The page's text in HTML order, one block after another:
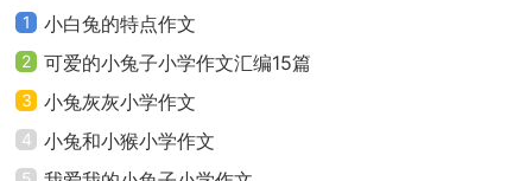
的时候，不小心碰着了机关，刹那间，一个铁锤从上而
下，大灰狼见此情形，立刻躲了起来，可是，大灰狼绞
尽脑汁没有想过到，这个铁锤是假的，而大灰狼多的地
方，就是小白兔挖的陷阱，只听“扑通”一声，大灰狼就掉
1 小白兔的特点作文
2 可爱的小兔子小学作文汇编15篇
3 小兔灰灰小学作文
4 小兔和小猴小学作文